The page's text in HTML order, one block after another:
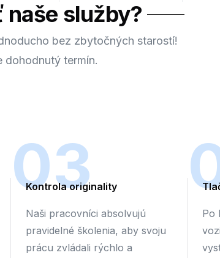
služby?
bez zbytočných starostí!
dohodnutý termín.
03
Kontrola originality
Naši pracovníci absolvujú
pravidelné školenia, aby svoju
prácu zvládali rýchlo a
Po